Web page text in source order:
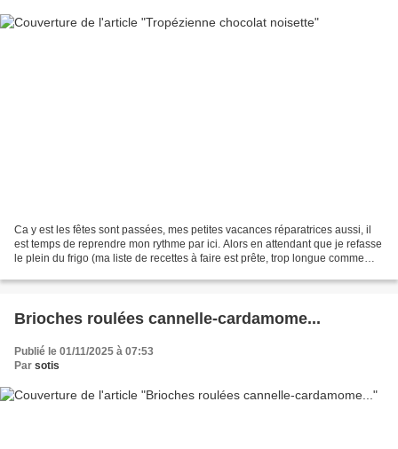
Ca y est les fêtes sont passées, mes petites vacances réparatrices aussi, il
est temps de reprendre mon rythme par ici. Alors en attendant que je refasse
le plein du frigo (ma liste de recettes à faire est prête, trop longue comme
Brioches roulées cannelle-cardamome...
Publié le 01/11/2025 à 07:53
Par sotis